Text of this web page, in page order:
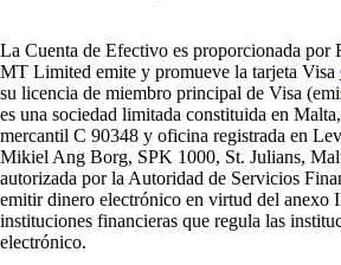
La Cuenta de Efectivo es proporcionada
MT Limited emite y promueve la tarjeta Visa
su licencia de miembro principal de Visa
es una sociedad limitada constituida en
mercantil C 90348 y oficina registrada en
Mikiel Ang Borg, SPK 1000, St. Julians,
autorizada por la Autoridad de Servicios
emitir dinero electrónico en virtud del anexo
instituciones financieras que regula las
electrónico.